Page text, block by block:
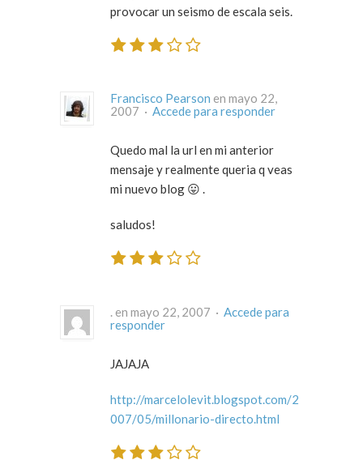
provocar un seismo de escala seis.
Francisco Pearson en mayo 22,
2007 · Accede para responder
Quedo mal la url en mi anterior
mensaje y realmente queria q veas
mi nuevo blog 😛 .
saludos!
. en mayo 22, 2007 · Accede para
responder
JAJAJA
http://marcelolevit.blogspot.com/2
007/05/millonario-directo.html